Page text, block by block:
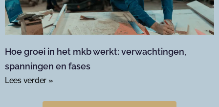
Hoe groei in het mkb werkt: verwachtingen,
spanningen en fases
Lees verder »